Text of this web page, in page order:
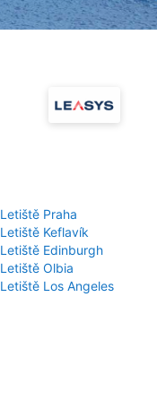
Letiště Praha
Letiště Keflavík
Letiště Edinburgh
Letiště Olbia
Letiště Los Angeles